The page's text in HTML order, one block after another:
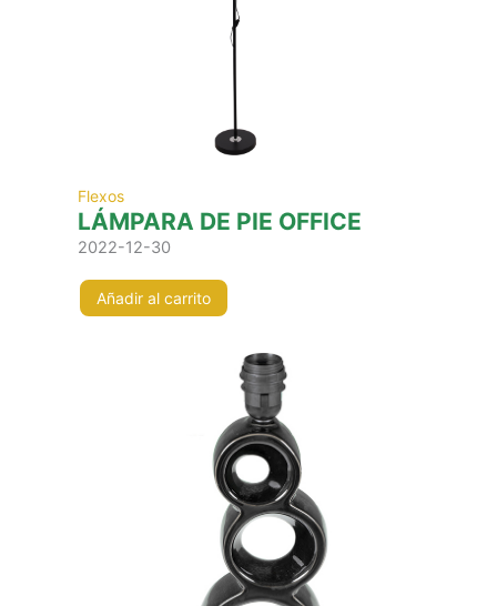
Flexos
LÁMPARA DE PIE OFFICE
2022-12-30
Añadir al carrito